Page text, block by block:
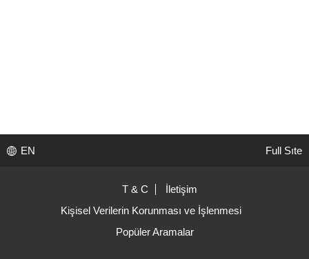
EN Full Sıte
T & C
İletişim
Kişisel Verilerin Korunması ve İşlenmesi
Popüler Aramalar